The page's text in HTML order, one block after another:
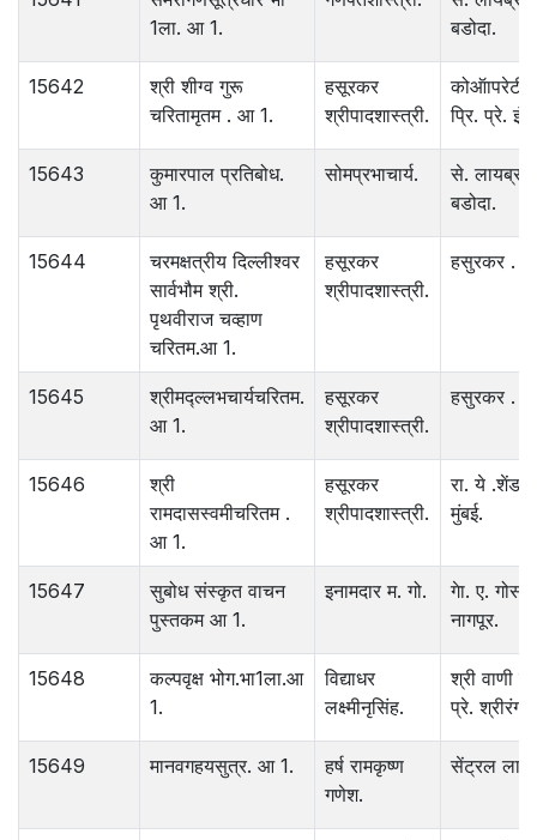
1ला. आ 1.
बडोदा.
15642
श्री शीग्व गुरू
चरितामृतम . आ 1.
हसूरकर
श्रीपादशास्त्री.
प्रि. प्रे.
15643
कुमारपाल प्रतिबोध.
आ 1.
सोमप्रभाचार्य.
से.
बडोदा.
15644
चरमक्षत्रीय दिल्लीश्‍वर
सार्वभौम श्री.
पृथवीराज चव्हाण
चरितम.आ 1.
हसूरकर
श्रीपादशास्त्री.
हसुरकर .
15645
श्रीमद्ल्लभचार्यचरितम.
आ 1.
हसूरकर
श्रीपादशास्त्री.
हसुरकर .
15646
श्री
रामदासस्वमीचरितम .
आ 1.
हसूरकर
श्रीपादशास्त्री.
रा. ये .शेंडगे
मुंबई.
15647
सुबोध संस्कृत वाचन
पुस्तकम आ 1.
इनामदार म. गो.
गेा. ए.
नागपूर.
15648
कल्पवृक्ष भोग.भा1ला.आ
1.
विद्याधर
लक्ष्मीनृसिंह.
श्री वाणी
प्रे. श्रीरंग.
15649 मानवगहयसुत्र. आ 1.
हर्ष रामकृष्ण
गणेश.
सेंट्रल